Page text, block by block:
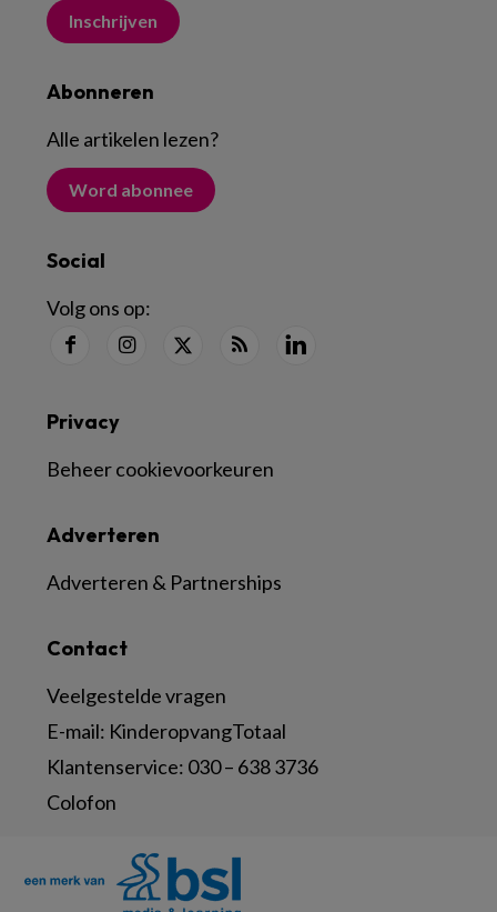
Inschrijven
Abonneren
Alle artikelen lezen?
Word abonnee
Social
Volg ons op:
Contact
Veelgestelde vragen
E-mail: KinderopvangTotaal
Klantenservice: 030 – 638 3736
Colofon
Adverteren
Adverteren & Partnerships
Privacy
Beheer cookievoorkeuren